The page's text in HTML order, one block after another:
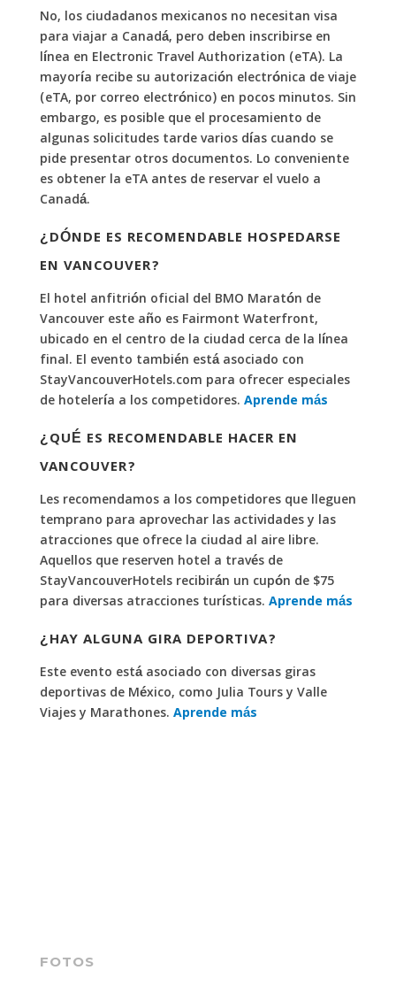
No, los ciudadanos mexicanos no necesitan visa
para viajar a Canadá, pero deben inscribirse en
línea en Electronic Travel Authorization (eTA). La
mayoría recibe su autorización electrónica de viaje
(eTA, por correo electrónico) en pocos minutos. Sin
embargo, es posible que el procesamiento de
algunas solicitudes tarde varios días cuando se
pide presentar otros documentos. Lo conveniente
es obtener la eTA antes de reservar el vuelo a
Canadá.
¿DÓNDE ES RECOMENDABLE HOSPEDARSE
EN VANCOUVER?
El hotel anfitrión oficial del BMO Maratón de
Vancouver este año es Fairmont Waterfront,
ubicado en el centro de la ciudad cerca de la línea
final. El evento también está asociado con
StayVancouverHotels.com para ofrecer especiales
de hotelería a los competidores. Aprende más
¿QUÉ ES RECOMENDABLE HACER EN
VANCOUVER?
Les recomendamos a los competidores que lleguen
temprano para aprovechar las actividades y las
atracciones que ofrece la ciudad al aire libre.
Aquellos que reserven hotel a través de
StayVancouverHotels recibirán un cupón de $75
para diversas atracciones turísticas. Aprende más
¿HAY ALGUNA GIRA DEPORTIVA?
Este evento está asociado con diversas giras
deportivas de México, como Julia Tours y Valle
Viajes y Marathones. Aprende más
FOTOS